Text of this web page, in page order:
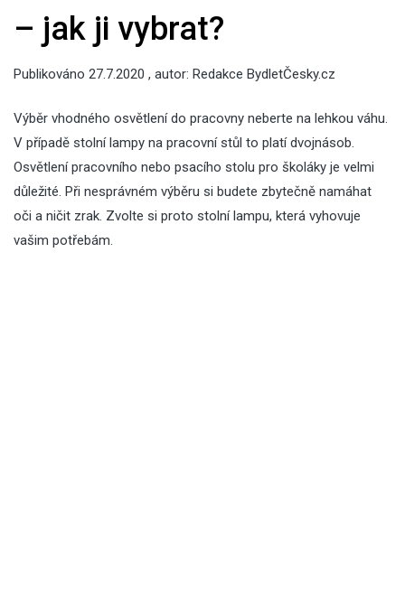
– jak ji vybrat?
Publikováno 27.7.2020 , autor: Redakce BydletČesky.cz
Výběr vhodného osvětlení do pracovny neberte na lehkou váhu.
V případě stolní lampy na pracovní stůl to platí dvojnásob.
Osvětlení pracovního nebo psacího stolu pro školáky je velmi
důležité. Při nesprávném výběru si budete zbytečně namáhat
oči a ničit zrak. Zvolte si proto stolní lampu, která vyhovuje
vašim potřebám.